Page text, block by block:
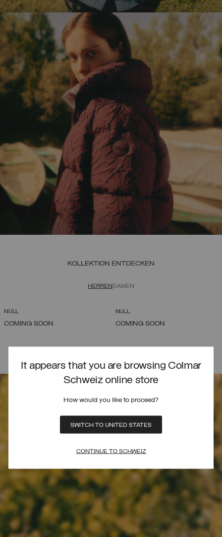
It appears that you are browsing Colmar
Schweiz online store
How would you like to proceed?
SWITCH TO UNITED STATES
CONTINUE TO SCHWEIZ
KOLLEKTION ENTDECKEN
HERREN DAMEN
NULL
COMING SOON
NULL
COMING SOON